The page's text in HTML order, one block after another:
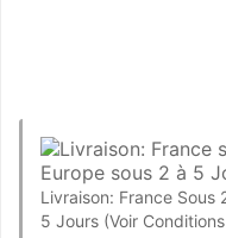
Livraison: France Sous
5 Jours (Voir